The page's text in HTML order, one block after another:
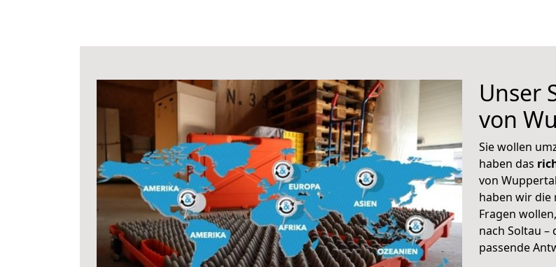
Unser
von
Sie wollen
haben das
von
haben wir die
Fragen wollen,
nach Soltau –
passende